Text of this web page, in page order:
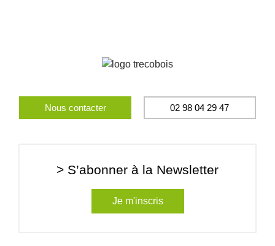
Nous contacter 02 98 04 29 47
> S’abonner à la Newsletter
Je m'inscris